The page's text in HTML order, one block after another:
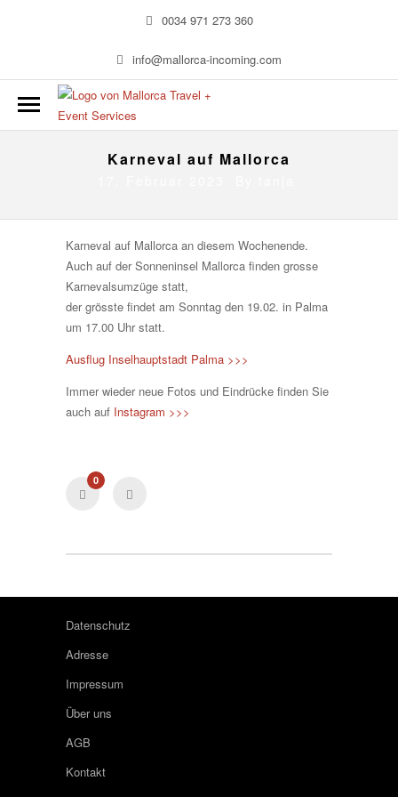
0034 971 273 360
info@mallorca-incoming.com
Karneval auf Mallorca
Karneval auf Mallorca an diesem Wochenende.
Auch auf der Sonneninsel Mallorca finden grosse
Karnevalsumzüge statt,
der grösste findet am Sonntag den 19.02. in Palma
um 17.00 Uhr statt.
Ausflug Inselhauptstadt Palma >>>
Immer wieder neue Fotos und Eindrücke finden Sie
auch auf Instagram >>>
0
Datenschutz
Adresse
Impressum
Über uns
AGB
Kontakt